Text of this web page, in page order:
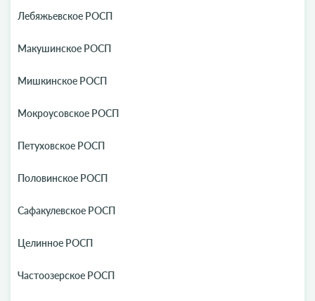
Лебяжьевское РОСП
Макушинское РОСП
Мишкинское РОСП
Мокроусовское РОСП
Петуховское РОСП
Половинское РОСП
Сафакулевское РОСП
Целинное РОСП
Частоозерское РОСП